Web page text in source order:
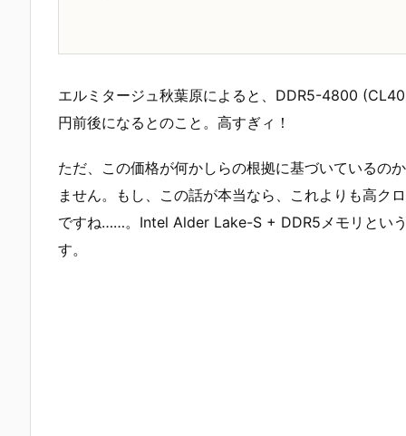
エルミタージュ秋葉原によると、DDR5-4800
円前後になるとのこと。高すぎィ！
ただ、この価格が何かしらの根拠に基づいているの
ません。もし、この話が本当なら、これよりも高ク
ですね……。Intel Alder Lake-S + DDR5メモリとい
す。